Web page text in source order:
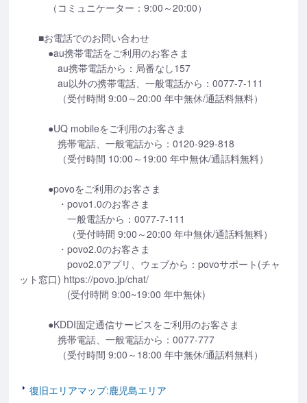
（コミュニケーター：9:00～20:00）
■お電話でのお問い合わせ
●au携帯電話をご利用のお客さま
au携帯電話から：局番なし157
au以外の携帯電話、一般電話から：0077-7-111
（受付時間 9:00～20:00 年中無休/通話料無料）
●UQ mobileをご利用のお客さま
携帯電話、一般電話から：0120-929-818
（受付時間 10:00～19:00 年中無休/通話料無料）
●povoをご利用のお客さま
・povo1.0のお客さま
一般電話から：0077-7-111
（受付時間 9:00～20:00 年中無休/通話料無料）
・povo2.0のお客さま
povo2.0アプリ、ウェブから：povoサポート(チャ
ット窓口) https://povo.jp/chat/
(受付時間 9:00~19:00 年中無休)
●KDDI固定通信サービスをご利用のお客さま
携帯電話、一般電話から：0077-777
（受付時間 9:00～18:00 年中無休/通話料無料）
復旧エリアマップ:鹿児島エリア